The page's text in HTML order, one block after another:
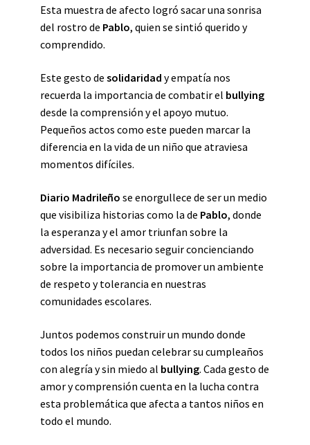
Esta muestra de afecto logró sacar una sonrisa
del rostro de Pablo, quien se sintió querido y
comprendido.
Este gesto de solidaridad y empatía nos
recuerda la importancia de combatir el bullying
desde la comprensión y el apoyo mutuo.
Pequeños actos como este pueden marcar la
diferencia en la vida de un niño que atraviesa
momentos difíciles.
Diario Madrileño se enorgullece de ser un medio
que visibiliza historias como la de Pablo, donde
la esperanza y el amor triunfan sobre la
adversidad. Es necesario seguir concienciando
sobre la importancia de promover un ambiente
de respeto y tolerancia en nuestras
comunidades escolares.
Juntos podemos construir un mundo donde
todos los niños puedan celebrar su cumpleaños
con alegría y sin miedo al bullying. Cada gesto de
amor y comprensión cuenta en la lucha contra
esta problemática que afecta a tantos niños en
todo el mundo.